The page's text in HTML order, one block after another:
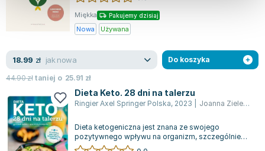
Miękka Pakujemy dzisiaj
Nowa Używana
18.99 zł jak nowa
44.90złtaniej o 25.91 zł
Do koszyka
Dieta Keto. 28 dni na talerzu
Ringier Axel Springer Polska, 2023 Joanna Zielewska
Dieta ketogeniczna jest znana ze swojego
pozytywnego wpływu na organizm, szczególnie
dla osób, które mają trudności z utratą wagi....